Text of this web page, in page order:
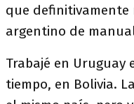
que definitivamente
argentino de
Trabajé en Uruguay
tiempo, en Bolivia.